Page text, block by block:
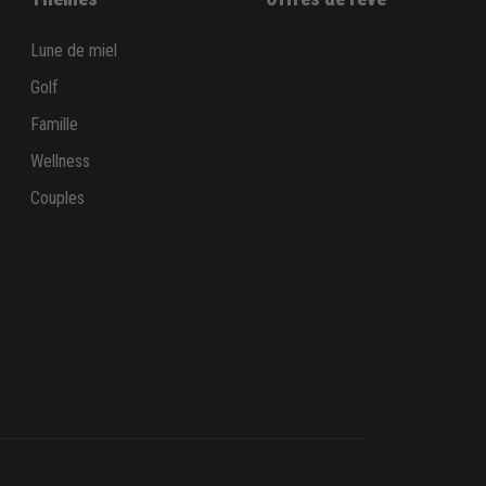
Lune de miel
Golf
Famille
Wellness
Couples